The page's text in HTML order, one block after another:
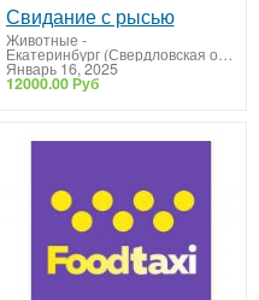
Свидание с рысью
Животные -
Екатеринбург (Свердловская область)
Январь 16, 2025
12000.00 Руб